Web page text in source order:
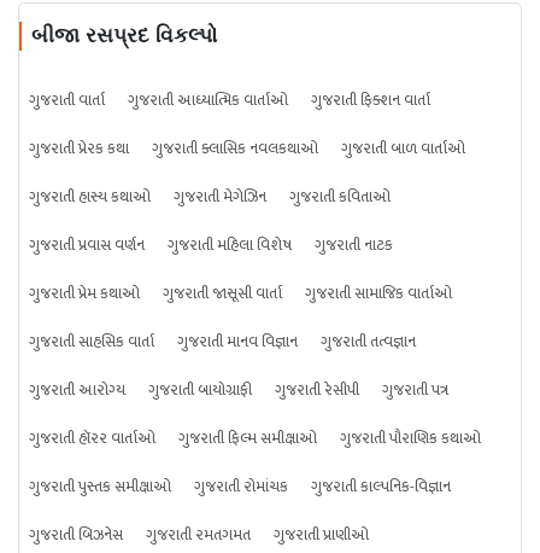
બીજા રસપ્રદ વિકલ્પો
ગુજરાતી વાર્તા ગુજરાતી આધ્યાત્મિક વાર્તાઓ
ગુજરાતી ફિક્શન વાર્તા
ગુજરાતી પ્રેરક કથા
ગુજરાતી ક્લાસિક નવલકથાઓ
ગુજરાતી બાળ વાર્તાઓ
ગુજરાતી હાસ્ય કથાઓ
ગુજરાતી મેગેઝિન
ગુજરાતી કવિતાઓ
ગુજરાતી પ્રવાસ વર્ણન
ગુજરાતી મહિલા વિશેષ
ગુજરાતી નાટક
ગુજરાતી પ્રેમ કથાઓ
ગુજરાતી જાસૂસી વાર્તા
ગુજરાતી સામાજિક વાર્તાઓ
ગુજરાતી સાહસિક વાર્તા
ગુજરાતી માનવ વિજ્ઞાન
ગુજરાતી તત્વજ્ઞાન
ગુજરાતી આરોગ્ય
ગુજરાતી બાયોગ્રાફી ગુજરાતી રેસીપી
ગુજરાતી પત્ર
ગુજરાતી હૉરર વાર્તાઓ
ગુજરાતી ફિલ્મ સમીક્ષાઓ
ગુજરાતી પૌરાણિક કથાઓ
ગુજરાતી પુસ્તક સમીક્ષાઓ
ગુજરાતી રોમાંચક
ગુજરાતી કાલ્પનિક-વિજ્ઞાન
ગુજરાતી બિઝનેસ
ગુજરાતી રમતગમત ગુજરાતી પ્રાણીઓ